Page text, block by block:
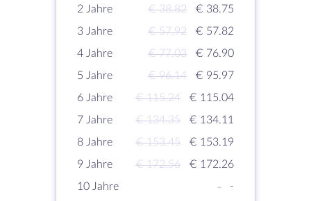
2 Jahre
€ 38.82
€ 38.75
3 Jahre
€ 57.92
€ 57.82
4 Jahre
€ 77.03
€ 76.90
5 Jahre
€ 96.14
€ 95.97
6 Jahre
€ 115.24
€ 115.04
7 Jahre
€ 134.35
€ 134.11
8 Jahre
€ 153.45
€ 153.19
9 Jahre
€ 172.56
€ 172.26
10 Jahre
- -